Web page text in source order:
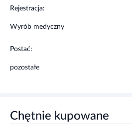
Rejestracja:
Wyrób medyczny
Postać:
pozostałe
Chętnie kupowane